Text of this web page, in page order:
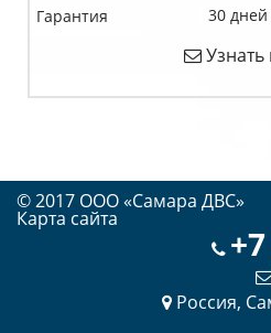
Гарантия
30 дней
Узнать
© 2017 OOO «Самара ДВС»
Карта сайта
Россия,